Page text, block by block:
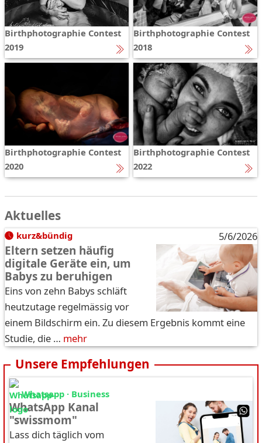
Birthphotographie Contest
2019
Birthphotographie Contest
2018
Birthphotographie Contest
2020
Birthphotographie Contest
2022
Aktuelles
kurz&bündig 5/6/2026
Eltern setzen häufig
digitale Geräte ein, um
Babys zu beruhigen
Eins von zehn Babys schläft
heutzutage regelmässig vor
einem Bildschirm ein. Zu diesem Ergebnis kommt eine
Studie, die … mehr
Unsere Empfehlungen
Whatsapp · Business
WhatsApp Kanal
"swissmom"
Lass dich täglich vom